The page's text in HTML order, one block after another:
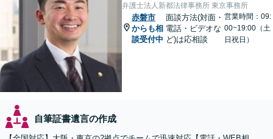
弁護士法人新都法律事務所 東京事務所
赤磐市
からも相
談受付中
面談方法(対面・
電話・ビデオな
ど)は応相談
営業時間：09:
00~19:00（土
日祝日）
自筆証書遺言の作成